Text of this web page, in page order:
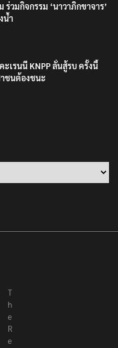
วมกิจกรรม ‘นาวาภิกขาจาร’
น้ำ
เรนนี KNPP ลั่นสู้รบ ครั้งนี้
ชนต้องชนะ
T
h
e
R
e